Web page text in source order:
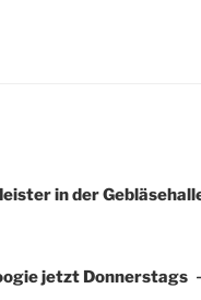
in der
jetzt Donnerstags